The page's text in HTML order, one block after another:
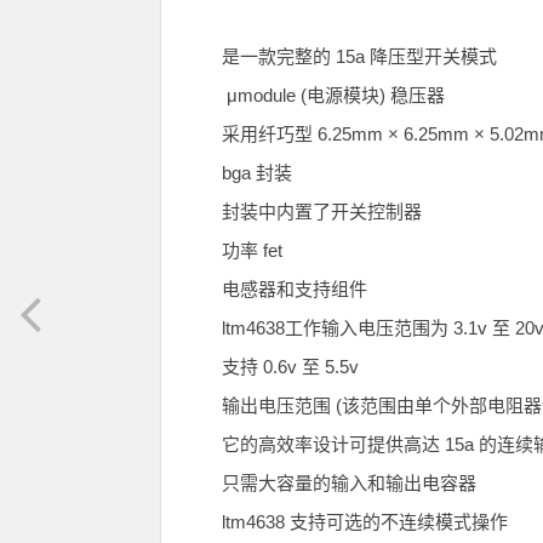
是一款完整的 15a 降压型开关模式
μmodule (电源模块) 稳压器
采用纤巧型 6.25mm × 6.25mm ×
bga 封装
封装中内置了开关控制器
功率 fet
电感器和支持组件
ltm4638工作输入电压范围为 3.1v 至 20v
支持 0.6v 至 5.5v
输出电压范围 (该范围由单个外部电阻
它的高效率设计可提供高达 15a 的连续
只需大容量的输入和输出电容器
ltm4638 支持可选的不连续模式操作